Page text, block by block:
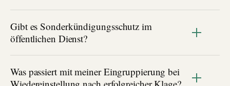
Gibt es Sonderkündigungsschutz im
öffentlichen Dienst?
Was passiert mit meiner Eingruppierung bei